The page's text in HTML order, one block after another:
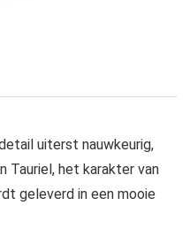
uiterst nauwkeurig,
Tauriel, het karakter van
geleverd in een mooie